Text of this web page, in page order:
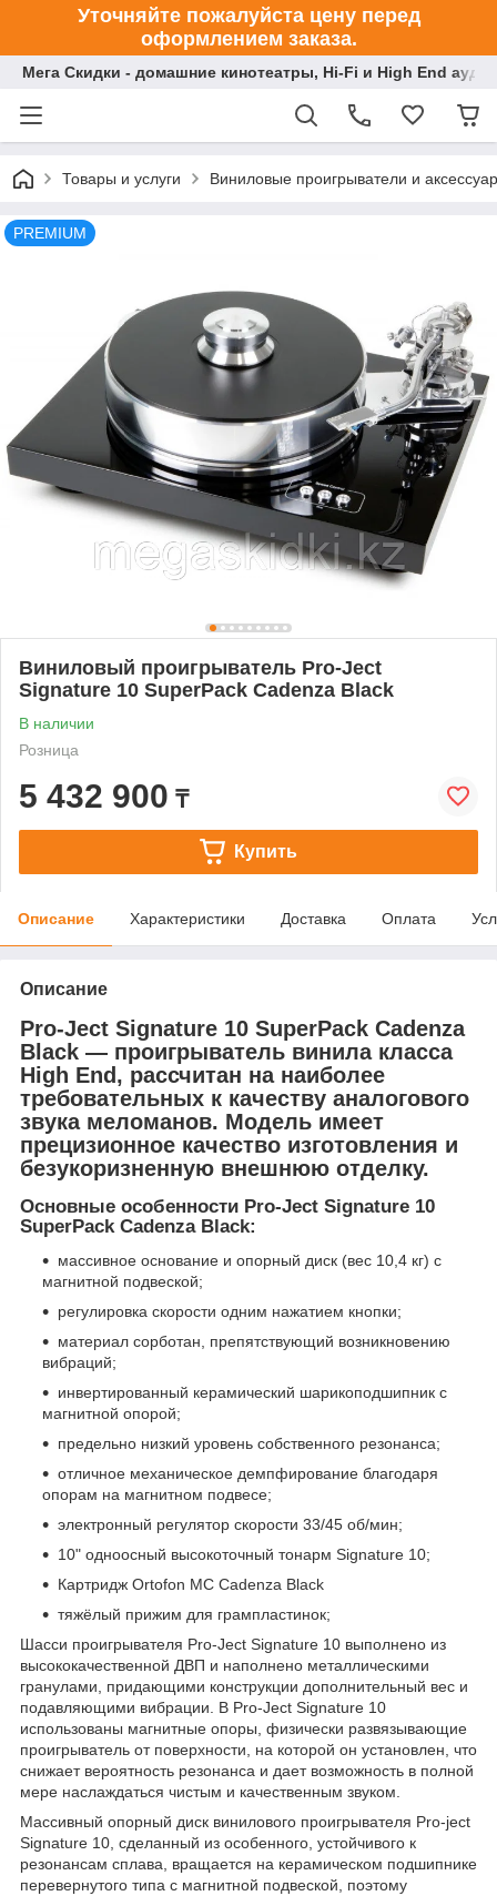
Уточняйте пожалуйста цену перед
оформлением заказа.
Мега Скидки - домашние кинотеатры, Hi-Fi и High End
Товары и услуги Виниловые проигрыватели и
PREMIUM
Виниловый проигрыватель Pro-Ject
Signature 10 SuperPack Cadenza Black
В наличии
Розница
5 432 900 ₸
Купить
Описание Характеристики Доставка Оплата
Описание
Pro-Ject Signature 10 SuperPack Cadenza
Black — проигрыватель винила класса
High End, рассчитан на наиболее
требовательных к качеству аналогового
звука меломанов. Модель имеет
прецизионное качество изготовления и
безукоризненную внешнюю отделку.
Основные особенности Pro-Ject Signature 10
SuperPack Cadenza Black:
массивное основание и опорный диск (вес 10,4 кг) с
магнитной подвеской;
регулировка скорости одним нажатием кнопки;
материал сорботан, препятствующий возникновению
вибраций;
инвертированный керамический шарикоподшипник с
магнитной опорой;
предельно низкий уровень собственного резонанса;
отличное механическое демпфирование благодаря
опорам на магнитном подвесе;
электронный регулятор скорости 33/45 об/мин;
10" одноосный высокоточный тонарм Signature 10;
Картридж Ortofon MC Cadenza Black
тяжёлый прижим для грампластинок;
Шасси проигрывателя Pro-Ject Signature 10 выполнено из
высококачественной ДВП и наполнено металлическими
гранулами, придающими конструкции дополнительный вес и
подавляющими вибрации. В Pro-Ject Signature 10
использованы магнитные опоры, физически развязывающие
проигрыватель от поверхности, на которой он установлен, что
снижает вероятность резонанса и дает возможность в полной
мере наслаждаться чистым и качественным звуком.
Массивный опорный диск винилового проигрывателя Pro-ject
Signature 10, сделанный из особенного, устойчивого к
резонансам сплава, вращается на керамическом подшипнике
перевернутого типа с магнитной подвеской, поэтому